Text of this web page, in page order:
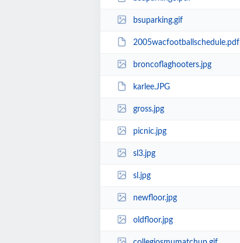
bsuparking.gif
2005wacfootballschedule.pdf
broncoflaghooters.jpg
karlee.JPG
gross.jpg
picnic.jpg
sl3.jpg
sl.jpg
newfloor.jpg
oldfloor.jpg